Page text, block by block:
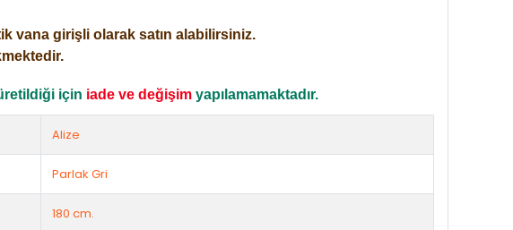
vana girişli olarak satın alabilirsiniz.
için iade ve değişim yapılamamaktadır.
Alize
Parlak Gri
180 cm.